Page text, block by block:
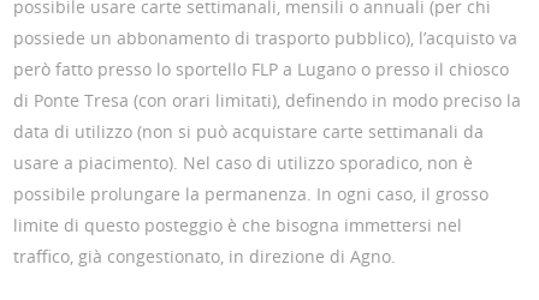
possibile usare carte settimanali, mensili o annuali (per chi
possiede un abbonamento di trasporto pubblico), l’acquisto va
però fatto presso lo sportello FLP a Lugano o presso il chiosco
di Ponte Tresa (con orari limitati), definendo in modo preciso la
data di utilizzo (non si può acquistare carte settimanali da
usare a piacimento). Nel caso di utilizzo sporadico, non è
possibile prolungare la permanenza. In ogni caso, il grosso
limite di questo posteggio è che bisogna immettersi nel
traffico, già congestionato, in direzione di Agno.